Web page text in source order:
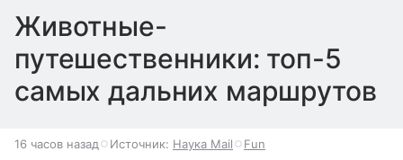
Животные-
путешественники: топ-5
самых дальних маршрутов
16 часов назад Источник: Наука Mail Fun